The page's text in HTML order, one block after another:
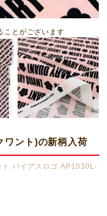
ことがございます
ント)の新柄入荷
ト バイアスロゴ AP1030L-